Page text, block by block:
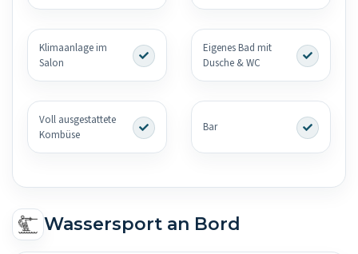
Klimaanlage im
Salon
Eigenes Bad mit
Dusche & WC
Voll ausgestattete
Kombüse
Bar
Wassersport an Bord